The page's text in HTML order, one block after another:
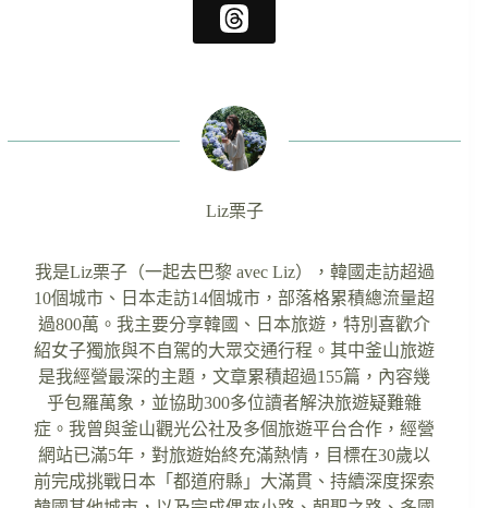
Liz栗子
我是Liz栗子（一起去巴黎 avec Liz），韓國走訪超過
10個城市、日本走訪14個城市，部落格累積總流量超
過800萬。我主要分享韓國、日本旅遊，特別喜歡介
紹女子獨旅與不自駕的大眾交通行程。其中釜山旅遊
是我經營最深的主題，文章累積超過155篇，內容幾
乎包羅萬象，並協助300多位讀者解決旅遊疑難雜
症。我曾與釜山觀光公社及多個旅遊平台合作，經營
網站已滿5年，對旅遊始終充滿熱情，目標在30歲以
前完成挑戰日本「都道府縣」大滿貫、持續深度探索